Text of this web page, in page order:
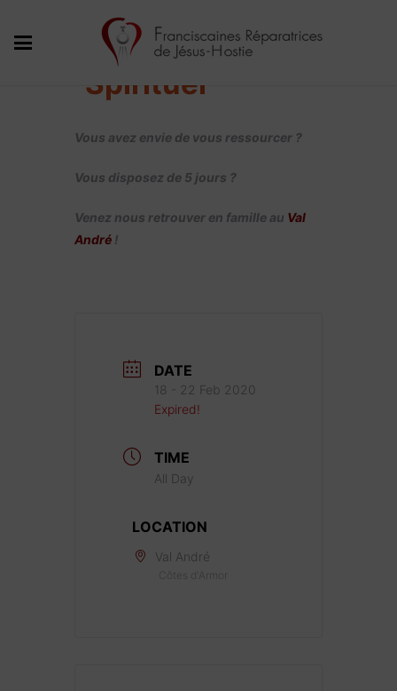
Mini Camp
Spirituel
Vous avez envie de vous ressourcer ?
Vous disposez de 5 jours ?
Venez nous retrouver en famille au Val
André !
DATE
18 - 22 Feb 2020
Expired!
TIME
All Day
LOCATION
Val André
Côtes d'Armor